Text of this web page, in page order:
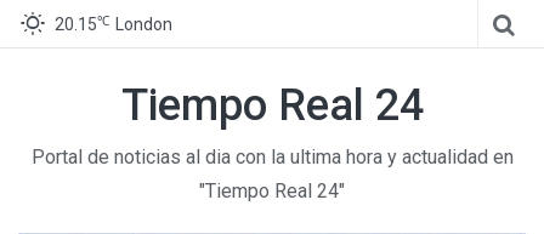
20.15℃ London
Tiempo Real 24
Portal de noticias al dia con la ultima hora y actualidad en
"Tiempo Real 24"